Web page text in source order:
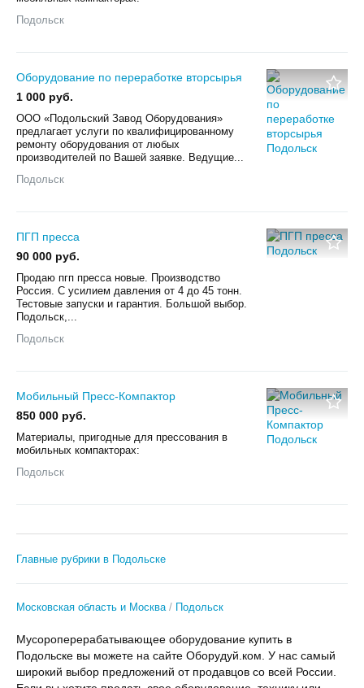
Подольск
Оборудование по переработке вторсырья
1 000 руб.
ООО «Подольский Завод Оборудования»
предлагает услуги по квалифицированному
ремонту оборудования от любых
производителей по Вашей заявке. Ведущие...
Подольск
ПГП пресса
90 000 руб.
Продаю пгп пресса новые. Производство
Россия. С усилием давления от 4 до 45 тонн.
Тестовые запуски и гарантия. Большой выбор.
Подольск,...
Подольск
Мобильный Пpecc-Кoмпaктop
850 000 руб.
Материалы, пригодные для прессования в
мобильных компакторах:
Подольск
Главные рубрики в Подольске
Московская область и Москва Подольск
Мусороперерабатывающее оборудование купить в
Подольске вы можете на сайте Оборудуй.ком. У нас самый
широкий выбор предложений от продавцов со всей России.